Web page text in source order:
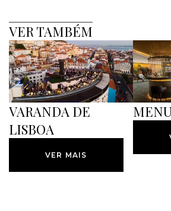
VER TAMBÉM
VARANDA DE
LISBOA
VER MAIS